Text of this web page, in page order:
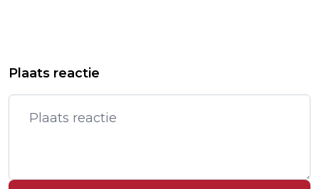
KOERSVAL, OOK AEX LICHT LAGER
SCHIPHOL KOOPT TILHULPEN OM
WERK BAGAGEAFHANDELAREN TE
VERLICHTEN
Plaats reactie